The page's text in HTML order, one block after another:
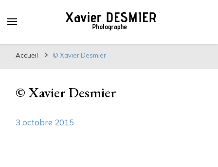
Xavier DESMIER
PHOTOGRAPHE
Accueil © Xavier Desmier
© Xavier Desmier
3 octobre 2015